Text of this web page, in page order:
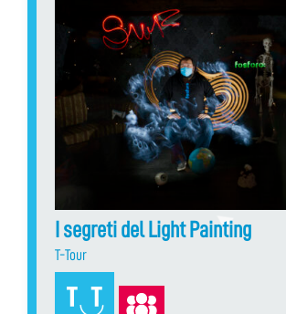
I segreti del Light Painting
T-Tour